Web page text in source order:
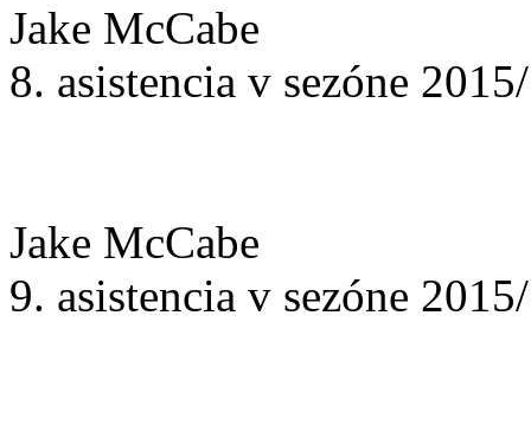
Jake McCabe
8. asistencia v sezóne
Jake McCabe
9. asistencia v sezóne